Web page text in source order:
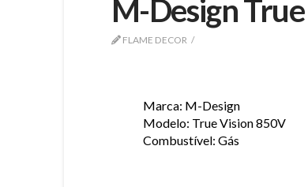
M-Design
FLAME DECOR
Marca: M-Design
Modelo: True Vision 850V
Combustível: Gás